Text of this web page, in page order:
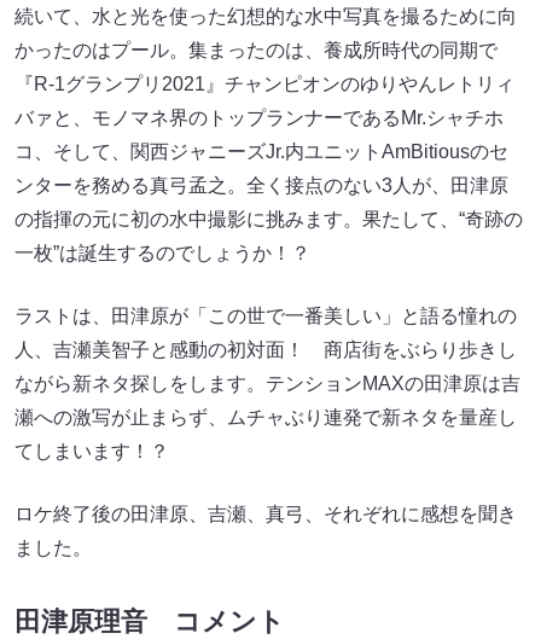
続いて、水と光を使った幻想的な水中写真を撮るために向
かったのはプール。集まったのは、養成所時代の同期で
『R-1グランプリ2021』チャンピオンのゆりやんレトリィ
バァと、モノマネ界のトップランナーであるMr.シャチホ
コ、そして、関西ジャニーズJr.内ユニットAmBitiousのセ
ンターを務める真弓孟之。全く接点のない3人が、田津原
の指揮の元に初の水中撮影に挑みます。果たして、“奇跡の
一枚”は誕生するのでしょうか！？
ラストは、田津原が「この世で一番美しい」と語る憧れの
人、吉瀬美智子と感動の初対面！ 商店街をぶらり歩きし
ながら新ネタ探しをします。テンションMAXの田津原は吉
瀬への激写が止まらず、ムチャぶり連発で新ネタを量産し
てしまいます！？
ロケ終了後の田津原、吉瀬、真弓、それぞれに感想を聞き
ました。
田津原理音 コメント